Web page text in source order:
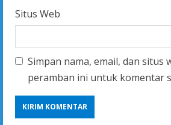
Situs Web
Simpan nama, email, dan situs
peramban ini untuk komentar